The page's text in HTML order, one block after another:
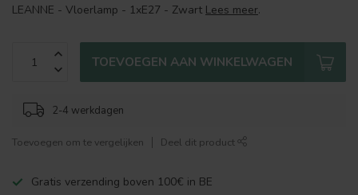
LEANNE - Vloerlamp - 1xE27 - Zwart Lees meer.
TOEVOEGEN AAN WINKELWAGEN
2-4 werkdagen
Toevoegen om te vergelijken Deel dit product
Gratis verzending boven 100€ in BE